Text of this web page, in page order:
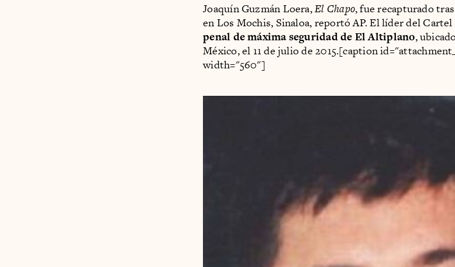
Joaquín Guzmán Loera,El Chapo, fue recapturado
en Los Mochis, Sinaloa, reportó AP. El líder del
penal de máxima seguridad de El Altiplano,
México, el 11 de julio de 2015.[caption
width="560"]